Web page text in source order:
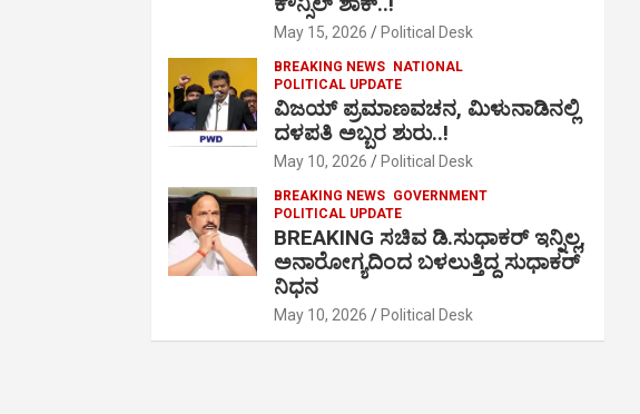
May 15, 2026 Political Desk
BREAKING NEWS
NATIONAL
POLITICAL UPDATE
ವಿಜಯ್ ಪ್ರಮಾಣವಚನ, ಮಿಳುನಾಡಿನಲ್ಲಿ
ದಳಪತಿ ಅಬ್ಬರ ಶುರು..!
May 10, 2026 Political Desk
BREAKING NEWS GOVERNMENT
POLITICAL UPDATE
BREAKING ಸಚಿವ ಡಿ.ಸುಧಾಕರ್ ಇನ್ನಿಲ್ಲ,
ಅನಾರೋಗ್ಯದಿಂದ ಬಳಲುತ್ತಿದ್ದ ಸುಧಾಕರ್
ನಿಧನ
May 10, 2026 Political Desk